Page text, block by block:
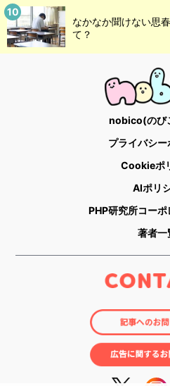
なかなか聞けない思
て？
nobico(のび
プライバシ
Cookieポ
AIポリ
PHP研究所コーポ
著者一